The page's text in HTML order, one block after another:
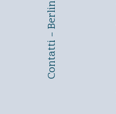
Contatti – Berlin